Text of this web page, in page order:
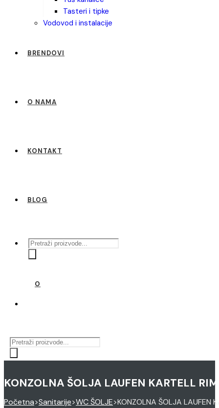
tasteri i tipke
vodovod i instalacije
BRENDOVI
O NAMA
KONTAKT
BLOG
Products
search
0
Products
search
KONZOLNA ŠOLJA LAUFEN KARTELL
Početna>Sanitarije>WC ŠOLJE>KONZOLNA ŠOLJA LAUFEN